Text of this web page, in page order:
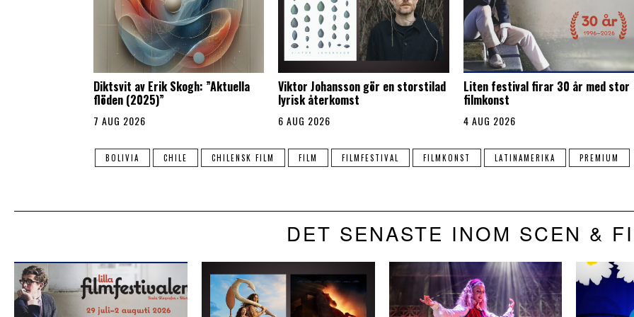
Diktsvit av Erik Skogh: ”Aktuella
flöden (2025)”
7 AUG 2026
Viktor Johansson gör en storstilad
lyrisk återkomst
6 AUG 2026
Liten festival firar 30 år med stor
filmkonst
4 AUG 2026
BOLIVIA CHILE CHILENSK FILM FILM FILMFESTIVAL FILMKONST LATINAMERIKA PREMIUM
DET SENASTE INOM SCEN &